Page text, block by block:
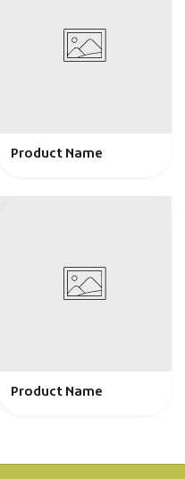
Product Name
Product Name